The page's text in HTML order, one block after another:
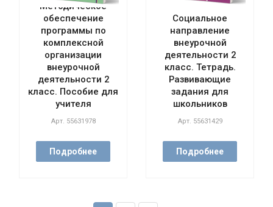
Методическое
обеспечение
программы по
комплексной
организации
внеурочной
деятельности 2
класс. Пособие для
учителя
Арт. 55631978
Подробнее
Социальное
направление
внеурочной
деятельности 2
класс. Тетрадь.
Развивающие
задания для
школьников
Арт. 55631429
Подробнее